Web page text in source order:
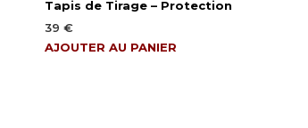
Tapis de Tirage – Protection
39 €
AJOUTER AU PANIER